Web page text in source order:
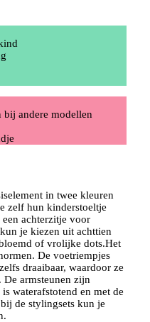
andere modellen
in twee kleuren
zelf hun kinderstoeltje
achterzitje voor
je kiezen uit achttien
of vrolijke dots.Het
De voetriempjes
draaibaar, waardoor ze
armsteunen zijn
waterafstotend en met de
de stylingsets kun je